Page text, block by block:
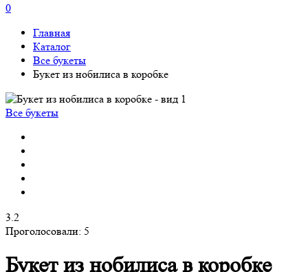
0
Главная
Каталог
Все букеты
Букет из нобилиса в коробке
Все букеты
3.2
Проголосовали: 5
Букет из нобилиса в коробке